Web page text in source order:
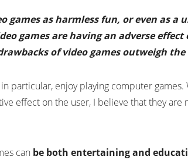
games as harmless fun, or even as
games are having an adverse
of video games outweigh the
particular, enjoy playing computer games.
effect on the user, I believe that they are
can be both entertaining and